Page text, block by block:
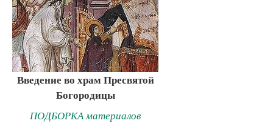
Введение во храм Пресвятой
Богородицы
ПОДБОРКА материалов